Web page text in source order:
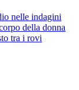
nelle indagini
della donna
tra i rovi